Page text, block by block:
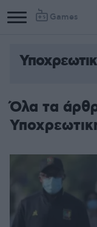
Games
Όλα τα